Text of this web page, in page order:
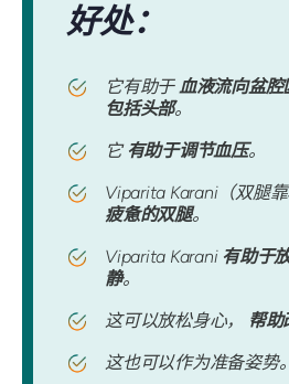
好处：
它有助于血液流向盆腔
包括头部。
它 有助于调节血压。
Viparita Karani（双腿
疲惫的双腿。
Viparita Karani 有助于
静。
这可以放松身心，
帮助
这也可以作为准备姿势